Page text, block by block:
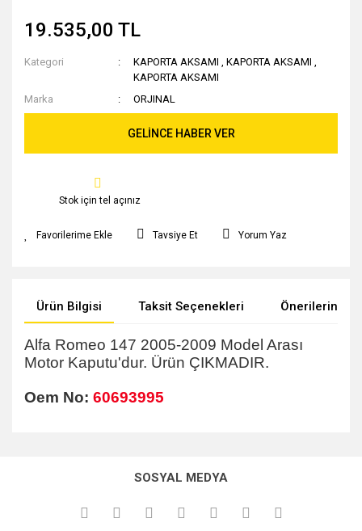
19.535,00 TL
Kategori KAPORTA AKSAMI ,KAPORTA AKSAMI ,
KAPORTA AKSAMI
Marka
ORJINAL
GELİNCE HABER VER
Stok için tel açınız
Tavsiye Et Yorum Yaz
Ürün Bilgisi Taksit Seçenekleri Önerileriniz
Alfa Romeo 147 2005-2009 Model Arası
Motor Kaputu'dur. Ürün ÇIKMADIR.
Oem No: 60693995
kullanarak tarafımıza iletebilirsiniz.
Görüş ve önerileriniz için teşekkür ederiz.
SOSYAL MEDYA